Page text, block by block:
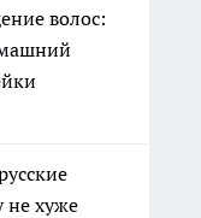
волос:
не хуже